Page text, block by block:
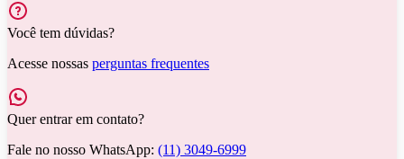
Você tem dúvidas?
Acesse nossas perguntas frequentes
Quer entrar em contato?
Fale no nosso WhatsApp: (11) 3049-6999